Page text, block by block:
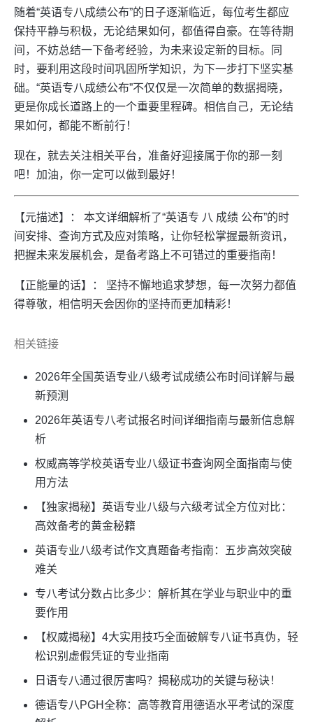
随着“英语专八成绩公布”的日子逐渐临近，每位考生都应
保持平静与积极，无论结果如何，都值得自豪。在等待期
间，不妨总结一下备考经验，为未来设定新的目标。同
时，要利用这段时间巩固所学知识，为下一步打下坚实基
础。“英语专八成绩公布”不仅仅是一次简单的数据揭晓，
更是你成长道路上的一个重要里程碑。相信自己，无论结
果如何，都能不断前行！
现在，就去关注相关平台，准备好迎接属于你的那一刻
吧！加油，你一定可以做到最好！
【元描述】： 本文详细解析了“英语专 八 成绩 公布”的时
间安排、查询方式及应对策略，让你轻松掌握最新资讯，
把握未来发展机会，是备考路上不可错过的重要指南！
【正能量的话】： 坚持不懈地追求梦想，每一次努力都值
得尊敬，相信明天会因你的坚持而更加精彩！
相关链接
2026年全国英语专业八级考试成绩公布时间详解与最
新预测
2026年英语专八考试报名时间详细指南与最新信息解
析
权威高等学校英语专业八级证书查询网全面指南与使
用方法
【独家揭秘】英语专业八级与六级考试全方位对比：
高效备考的黄金秘籍
英语专业八级考试作文真题备考指南：五步高效突破
难关
专八考试分数占比多少：解析其在学业与职业中的重
要作用
【权威揭秘】4大实用技巧全面破解专八证书真伪，轻
松识别虚假凭证的专业指南
日语专八通过很厉害吗？揭秘成功的关键与秘诀！
德语专八PGH全称：高等教育用德语水平考试的深度